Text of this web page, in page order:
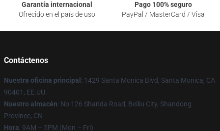
Garantía internacional
Ofrecido en el país de uso
Pago 100% seguro
PayPal / MasterCard / Visa
Contáctenos
Nuestra oficina principal : 1429 Santa Monica Blvd, Santa Monica, CA
90401, EE.UU.
Nuestro almacén: No 126 Shanda Road, Beiliu City, Shandong
Province, CN
Hora: 9AM – 5PM (Mon – Fri)